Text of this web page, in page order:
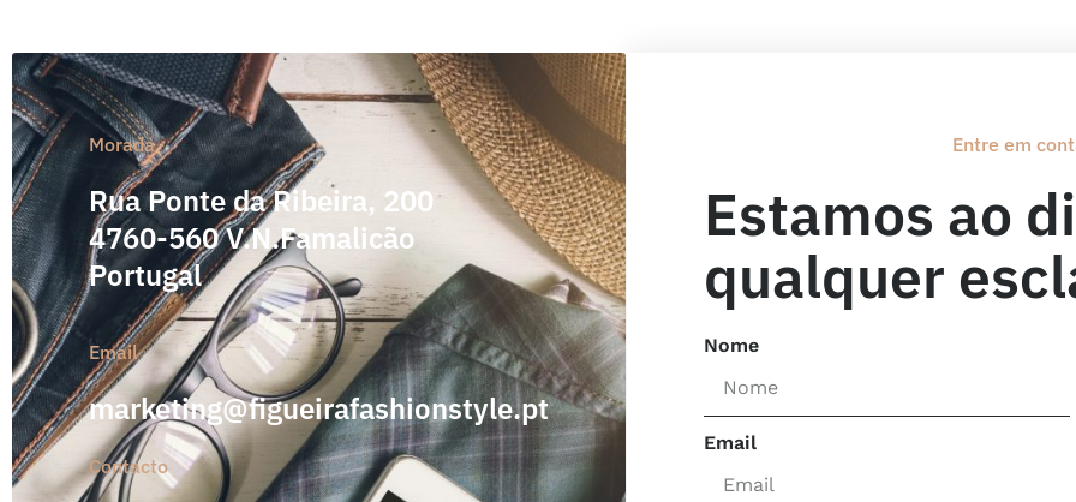
Morada
Rua Ponte da Ribeira, 200
4760-560 V.N.Famalicão
Portugal
Email
marketing@figueirafashionstyle.pt
Contacto
Entre em
Estamos ao
qualquer
Nome
Email